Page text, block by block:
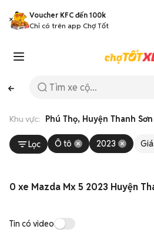
Voucher KFC đến 100k
Chỉ có trên app Chợ Tốt
Khu vực: Phú Thọ, Huyện Thanh Sơn
Lọc Ô tô 2023 Giá
Tin có video